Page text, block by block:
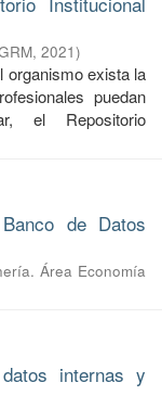
, 2021)
organismo exista la
puedan
el Repositorio
de Datos
Área Economía
internas y